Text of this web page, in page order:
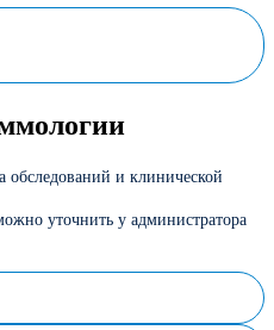
обследований и клинической
уточнить у администратора